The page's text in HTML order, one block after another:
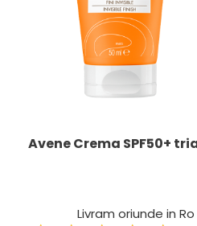
Avene Crema SPF50+
Livram oriunde in Ro